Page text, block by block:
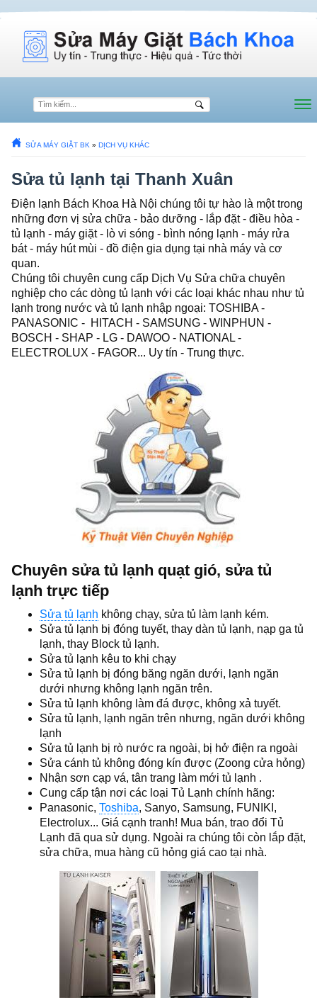
SỬA MÁY GIẶT BK » DỊCH VỤ KHÁC
Sửa tủ lạnh tại Thanh Xuân
Điện lạnh Bách Khoa Hà Nội chúng tôi tự hào là một trong
những đơn vị sửa chữa - bảo dưỡng - lắp đặt - điều hòa -
tủ lạnh - máy giặt - lò vi sóng - bình nóng lạnh - máy rửa
bát - máy hút mùi - đồ điện gia dụng tại nhà máy và cơ
quan.
Chúng tôi chuyên cung cấp Dịch Vụ Sửa chữa chuyên
nghiệp cho các dòng tủ lạnh với các loại khác nhau như tủ
lạnh trong nước và tủ lạnh nhập ngoại: TOSHIBA -
PANASONIC - HITACH - SAMSUNG - WINPHUN -
BOSCH - SHAP - LG - DAWOO - NATIONAL -
ELECTROLUX - FAGOR... Uy tín - Trung thực.
Chuyên sửa tủ lạnh quạt gió, sửa tủ
lạnh trực tiếp
Sửa tủ lạnh không chạy, sửa tủ làm lạnh kém.
Sửa tủ lạnh bị đóng tuyết, thay dàn tủ lạnh, nạp ga tủ
lạnh, thay Block tủ lạnh.
Sửa tủ lạnh kêu to khi chạy
Sửa tủ lạnh bị đóng băng ngăn dưới, lạnh ngăn
dưới nhưng không lạnh ngăn trên.
Sửa tủ lạnh không làm đá được, không xả tuyết.
Sửa tủ lạnh, lạnh ngăn trên nhưng, ngăn dưới không
lạnh
Sửa tủ lạnh bị rò nước ra ngoài, bị hở điện ra ngoài
Sửa cánh tủ không đóng kín được (Zoong cửa hỏng)
Nhận sơn cạp vá, tân trang làm mới tủ lạnh .
Cung cấp tận nơi các loại Tủ Lạnh chính hãng:
Panasonic, Toshiba, Sanyo, Samsung, FUNIKI,
Electrolux... Giá cạnh tranh! Mua bán, trao đổi Tủ
Lạnh đã qua sử dụng. Ngoài ra chúng tôi còn lắp đặt,
sửa chữa, mua hàng cũ hỏng giá cao tại nhà.